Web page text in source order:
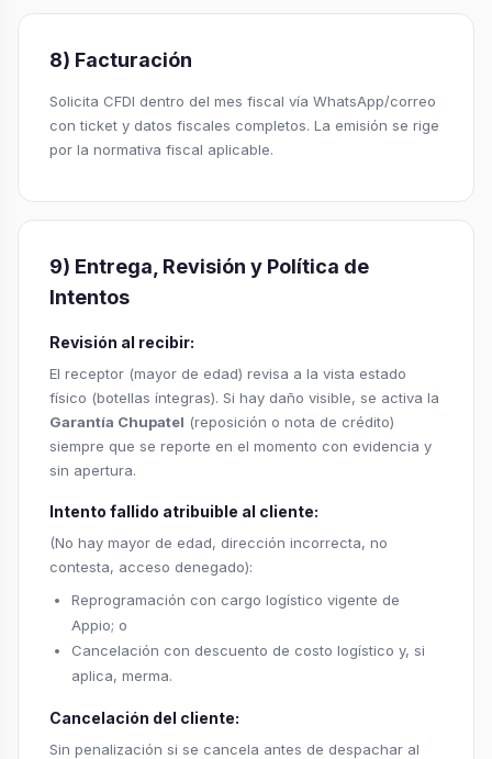
8) Facturación
Solicita CFDI dentro del mes fiscal vía WhatsApp/correo
con ticket y datos fiscales completos. La emisión se rige
por la normativa fiscal aplicable.
9) Entrega, Revisión y Política de
Intentos
Revisión al recibir:
El receptor (mayor de edad) revisa a la vista estado
físico (botellas íntegras). Si hay daño visible, se activa la
Garantía Chupatel (reposición o nota de crédito)
siempre que se reporte en el momento con evidencia y
sin apertura.
Intento fallido atribuible al cliente:
(No hay mayor de edad, dirección incorrecta, no
contesta, acceso denegado):
Reprogramación con cargo logístico vigente de
Appio; o
Cancelación con descuento de costo logístico y, si
aplica, merma.
Cancelación del cliente:
Sin penalización si se cancela antes de despachar al